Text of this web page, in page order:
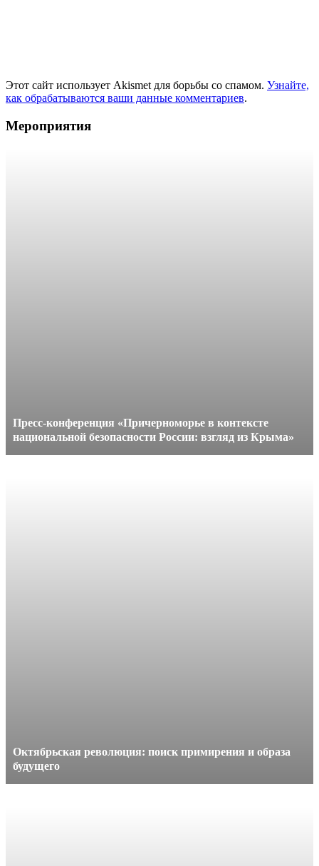
Этот сайт использует Akismet для борьбы со спамом. Узнайте,
как обрабатываются ваши данные комментариев.
Мероприятия
Пресс-конференция «Причерноморье в контексте
национальной безопасности России: взгляд из Крыма»
Октябрьская революция: поиск примирения и образа
будущего